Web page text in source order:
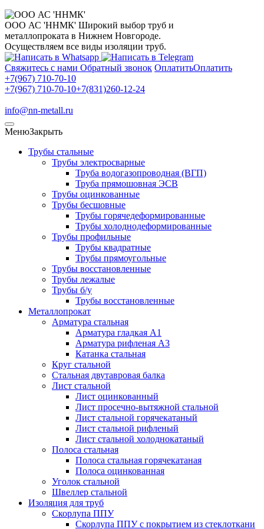
ООО АС 'ННМК' Широкий выбор труб и
металлопроката в Нижнем Новгороде.
Осуществляем все виды изоляции труб.
Свяжитесь с нами Обратный звонок ОплатитьОплатить
+7(967) 710-70-10
+7(967) 710-70-10+7(831)260-12-24
info@nn-metall.ru
МенюЗакрыть
Трубы стальные
Трубы электросварные
Труба водогазопроводная (ВГП)
Труба прямошовная ЭСВ
Трубы оцинкованные
Трубы бесшовные
Трубы горячедеформированные
Трубы холоднодеформированные
Трубы профильные
Трубы квадратные
Трубы прямоугольные
Трубы восстановленные
Трубы лежалые
Трубы б/у
Трубы восстановленные
Металлопрокат
Арматура стальная
Арматура гладкая А1
Арматура рифленая А3
Катанка стальная
Круг стальной
Стальная двутавровая балка
Лист стальной
Лист оцинкованный
Лист просечно-вытяжной стальной
Лист стальной горячекатаный
Лист стальной рифленый
Лист стальной холоднокатаный
Полоса стальная
Полоса стальная горячекатаная
Полоса оцинкованная
Уголок стальной
Швеллер стальной
Изоляция для труб
Скорлупа ППУ
Скорлупа ППУ с покрытием из стеклоткани